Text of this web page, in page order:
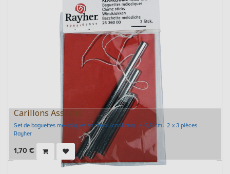
Carillons Assortis
Set de baguettes mélodiques en métal (carillons) - 4,6,8 cm - 2 x 3 pièces -
Rayher
1,70 €